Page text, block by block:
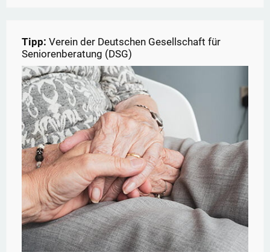
Tipp: Verein der Deutschen Gesellschaft für
Seniorenberatung (DSG)